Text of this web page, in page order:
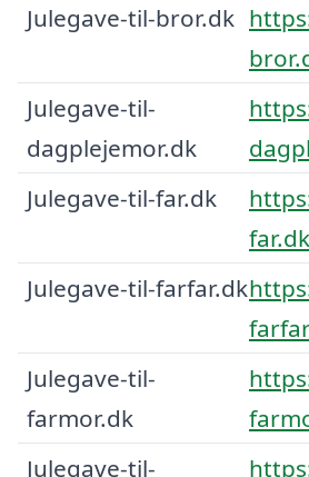
Julegave-til-bror.dk
Julegave-til-
dagplejemor.dk
Julegave-til-far.dk
Julegave-til-farfar.dk
Julegave-til-
farmor.dk
Julegave-til-